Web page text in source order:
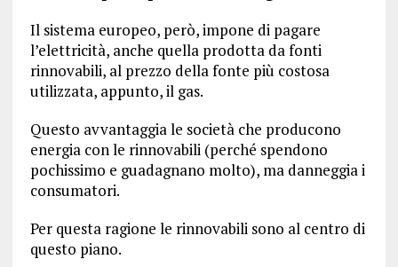
Il sistema europeo, però, impone di pagare
l’elettricità, anche quella prodotta da fonti
rinnovabili, al prezzo della fonte più costosa
utilizzata, appunto, il gas.
Questo avvantaggia le società che producono
energia con le rinnovabili (perché spendono
pochissimo e guadagnano molto), ma danneggia i
consumatori.
Per questa ragione le rinnovabili sono al centro di
questo piano.